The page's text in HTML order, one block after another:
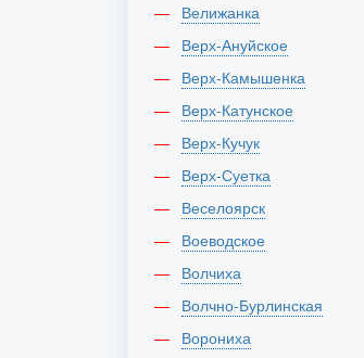
Велижанка
Верх-Ануйское
Верх-Камышенка
Верх-Катунское
Верх-Кучук
Верх-Суетка
Веселоярск
Воеводское
Волчиха
Волчно-Бурлинская
Ворониха